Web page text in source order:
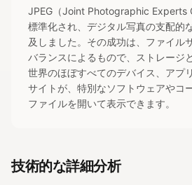
JPEG（Joint Photographic Experts
標準化され、デジタル写真の支配的
及しました。その成功は、ファイル
バランスによるもので、ストレージ
世界のほぼすべてのデバイス、アプ
サイトが、特別なソフトウェアやコ
ファイルを開いて表示できます。
技術的な詳細分析